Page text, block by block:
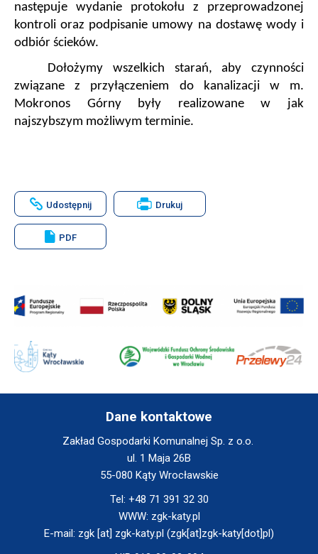
następuje wydanie protokołu z przeprowadzonej
kontroli oraz podpisanie umowy na dostawę wody i
odbiór ścieków.
Dołożymy wszelkich starań, aby czynności
związane z przyłączeniem do kanalizacji w m.
Mokronos Górny były realizowane w jak
najszybszym możliwym terminie.
Udostępnij
Will
open
Drukuj
PDF
Will
open
in
window
Will
open
in
Will
open
new
Will
open
new
Dane kontaktowe
Zakład Gospodarki Komunalnej Sp. z o.o.
ul. 1 Maja 26B
55-080 Kąty Wrocławskie
Tel: +48 71 391 32 30
WWW: zgk-katy.pl
E-mail: zgk [at] zgk-katy.pl (zgk[at]zgk-katy[dot]pl)